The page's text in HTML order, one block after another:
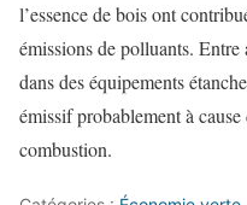
l’essence de bois ont
émissions de polluants.
dans des équipements
émissif probablement à
combustion.